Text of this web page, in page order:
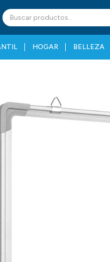
HOGAR BELLEZA